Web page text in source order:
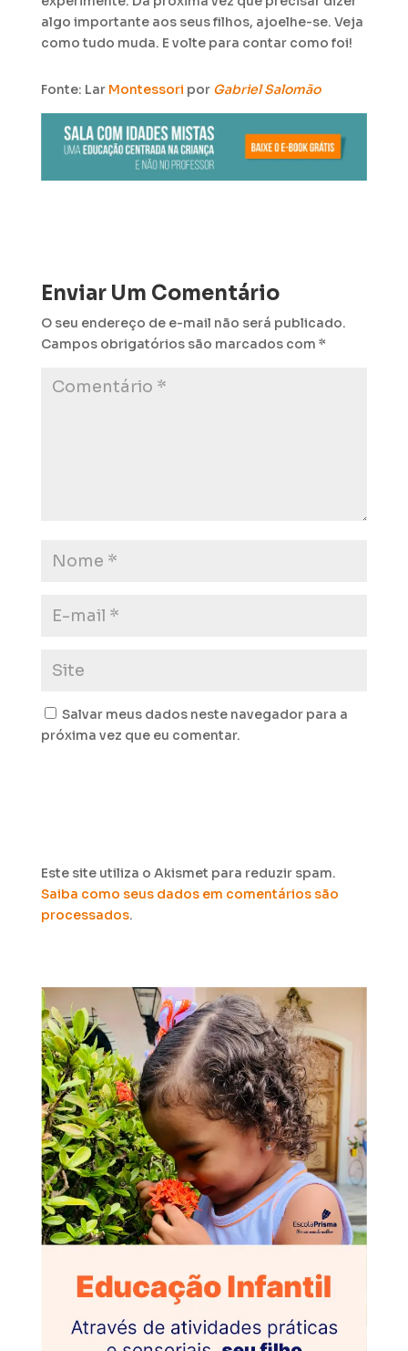
algo importante aos seus filhos, ajoelhe-se. Veja
como tudo muda. E volte para contar como foi!
Fonte: Lar Montessori por Gabriel Salomão
Enviar Um Comentário
O seu endereço de e-mail não será publicado.
Campos obrigatórios são marcados com *
Salvar meus dados neste navegador para a
próxima vez que eu comentar.
Este site utiliza o Akismet para reduzir spam.
Saiba como seus dados em comentários são
processados.